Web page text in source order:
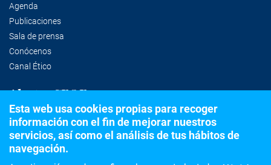
Agenda
Publicaciones
Sala de prensa
Conócenos
Canal Ético
Alertas CEOE
Suscríbete a la newsletter
Esta web usa cookies propias para recoger
información con el fin de mejorar nuestros
servicios, así como el análisis de tus hábitos de
navegación.